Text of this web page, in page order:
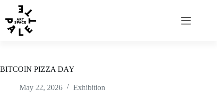
BITCOIN PIZZA DAY
May 22, 2026 Exhibition